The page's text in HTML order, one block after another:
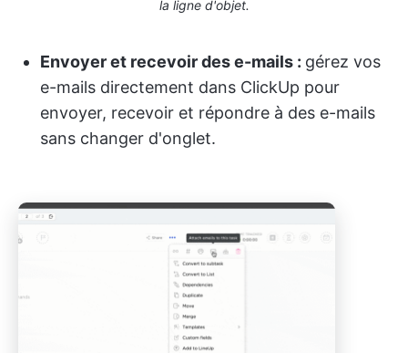
la ligne d'objet.
Envoyer et recevoir des e-mails : gérez vos
e-mails directement dans ClickUp pour
envoyer, recevoir et répondre à des e-mails
sans changer d'onglet.